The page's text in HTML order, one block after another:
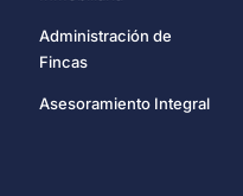
Administración de
Fincas
Asesoramiento Integral